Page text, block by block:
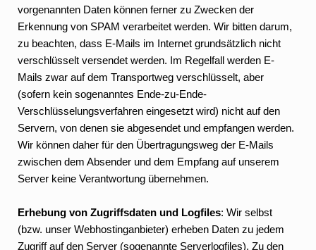
vorgenannten Daten können ferner zu Zwecken der
Erkennung von SPAM verarbeitet werden. Wir bitten darum,
zu beachten, dass E-Mails im Internet grundsätzlich nicht
verschlüsselt versendet werden. Im Regelfall werden E-
Mails zwar auf dem Transportweg verschlüsselt, aber
(sofern kein sogenanntes Ende-zu-Ende-
Verschlüsselungsverfahren eingesetzt wird) nicht auf den
Servern, von denen sie abgesendet und empfangen werden.
Wir können daher für den Übertragungsweg der E-Mails
zwischen dem Absender und dem Empfang auf unserem
Server keine Verantwortung übernehmen.
Erhebung von Zugriffsdaten und Logfiles: Wir selbst
(bzw. unser Webhostinganbieter) erheben Daten zu jedem
Zugriff auf den Server (sogenannte Serverlogfiles). Zu den